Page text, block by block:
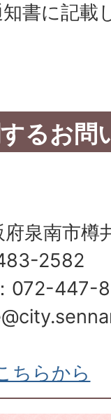
書に記載
るお問
泉南市樽
2582
072-447-
ちらから